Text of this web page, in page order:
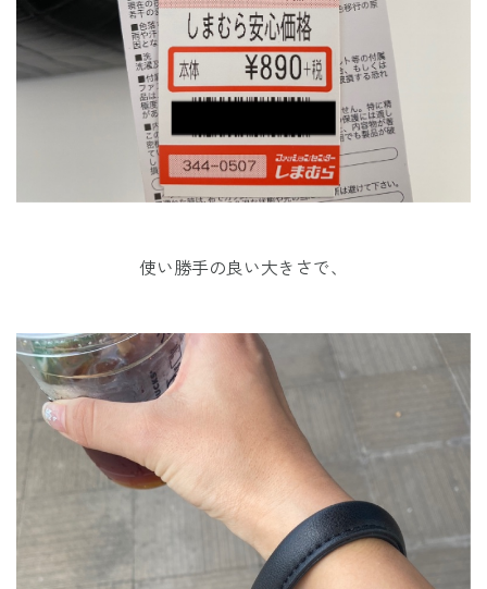
使い勝手の良い大きさで、